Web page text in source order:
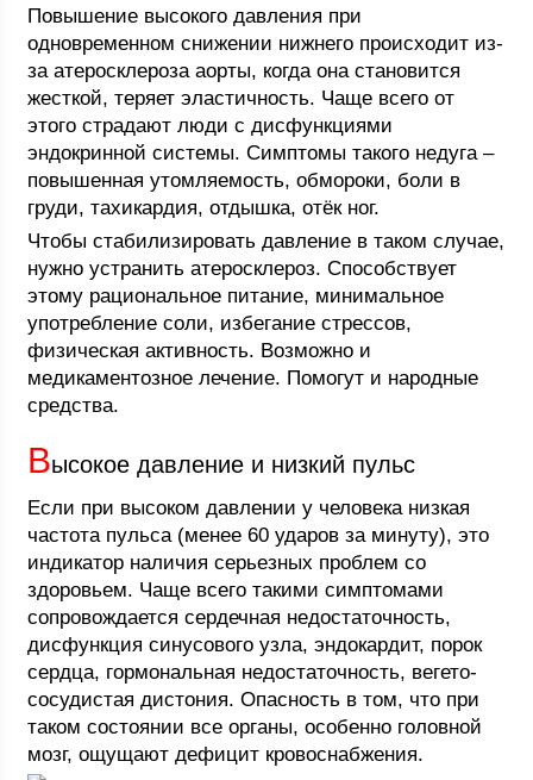
Повышение высокого давления при
одновременном снижении нижнего происходит из-
за атеросклероза аорты, когда она становится
жесткой, теряет эластичность. Чаще всего от
этого страдают люди с дисфункциями
эндокринной системы. Симптомы такого недуга –
повышенная утомляемость, обмороки, боли в
груди, тахикардия, отдышка, отёк ног.
Чтобы стабилизировать давление в таком случае,
нужно устранить атеросклероз. Способствует
этому рациональное питание, минимальное
употребление соли, избегание стрессов,
физическая активность. Возможно и
медикаментозное лечение. Помогут и народные
средства.
Высокое давление и низкий пульс
Если при высоком давлении у человека низкая
частота пульса (менее 60 ударов за минуту), это
индикатор наличия серьезных проблем со
здоровьем. Чаще всего такими симптомами
сопровождается сердечная недостаточность,
дисфункция синусового узла, эндокардит, порок
сердца, гормональная недостаточность, вегето-
сосудистая дистония. Опасность в том, что при
таком состоянии все органы, особенно головной
мозг, ощущают дефицит кровоснабжения.